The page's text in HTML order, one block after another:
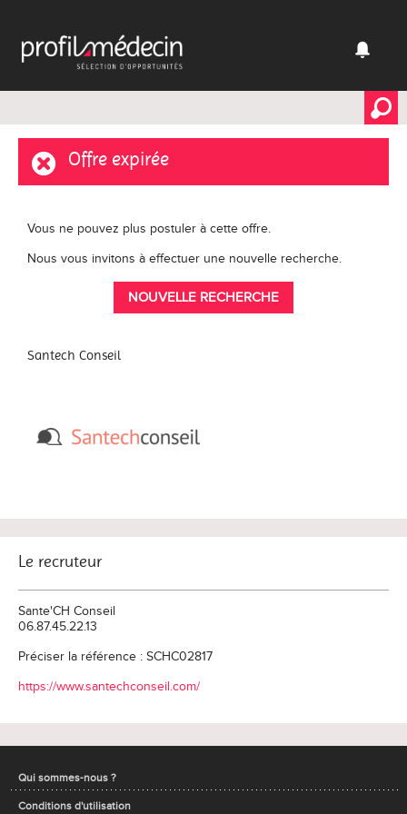
Offre expirée
Vous ne pouvez plus postuler à cette offre.
Nous vous invitons à effectuer une nouvelle recherche.
NOUVELLE RECHERCHE
Santech Conseil
Le recruteur
Sante'CH Conseil
06.87.45.22.13
Préciser la référence : SCHC02817
https://www.santechconseil.com/
Qui sommes-nous ?
Conditions d'utilisation